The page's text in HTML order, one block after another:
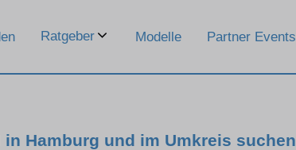
Ratgeber Modelle Partner Events
in Hamburg und im Umkreis suchen